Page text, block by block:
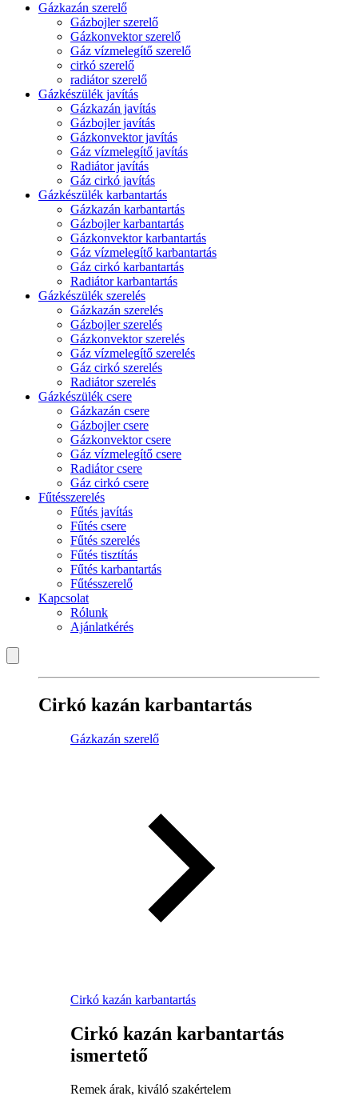
Gázkazán szerelő
Gázbojler szerelő
Gázkonvektor szerelő
Gáz vízmelegítő szerelő
cirkó szerelő
radiátor szerelő
Gázkészülék javítás
Gázkazán javítás
Gázbojler javítás
Gázkonvektor javítás
Gáz vízmelegítő javítás
Radiátor javítás
Gáz cirkó javítás
Gázkészülék karbantartás
Gázkazán karbantartás
Gázbojler karbantartás
Gázkonvektor karbantartás
Gáz vízmelegítő karbantartás
Gáz cirkó karbantartás
Radiátor karbantartás
Gázkészülék szerelés
Gázkazán szerelés
Gázbojler szerelés
Gázkonvektor szerelés
Gáz vízmelegítő szerelés
Gáz cirkó szerelés
Radiátor szerelés
Gázkészülék csere
Gázkazán csere
Gázbojler csere
Gázkonvektor csere
Gáz vízmelegítő csere
Radiátor csere
Gáz cirkó csere
Fűtésszerelés
Fűtés javítás
Fűtés csere
Fűtés szerelés
Fűtés tisztítás
Fűtés karbantartás
Fűtésszerelő
Kapcsolat
Rólunk
Ajánlatkérés
Cirkó kazán karbantartás
Gázkazán szerelő
Cirkó kazán karbantartás
Cirkó kazán karbantartás
ismertető
Remek árak, kiváló szakértelem